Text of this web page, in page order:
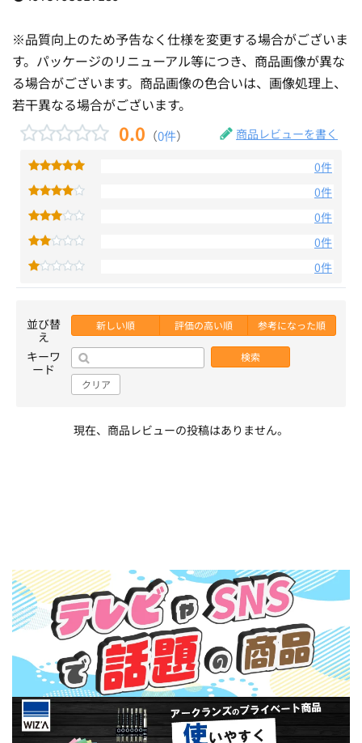
※品質向上のため予告なく仕様を変更する場合がございま
す。パッケージのリニューアル等につき、商品画像が異な
る場合がございます。商品画像の色合いは、画像処理上、
若干異なる場合がございます。
0.0 （0件） 商品レビューを書く
0件
0件
0件
0件
0件
並び替
え
新しい順 評価の高い順 参考になった順
キーワ
ード
検索
クリア
現在、商品レビューの投稿はありません。